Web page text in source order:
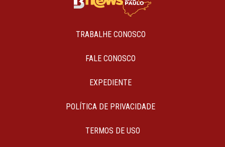
TRABALHE CONOSCO
FALE CONOSCO
EXPEDIENTE
POLÍTICA DE PRIVACIDADE
TERMOS DE USO